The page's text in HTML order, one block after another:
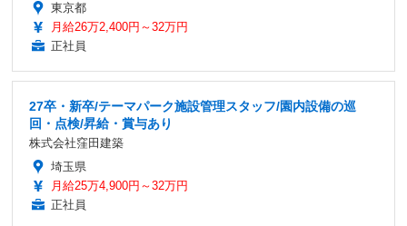
東京都
月給26万2,400円～32万円
正社員
27卒・新卒/テーマパーク施設管理スタッフ/園内設備の巡
回・点検/昇給・賞与あり
株式会社窪田建築
埼玉県
月給25万4,900円～32万円
正社員